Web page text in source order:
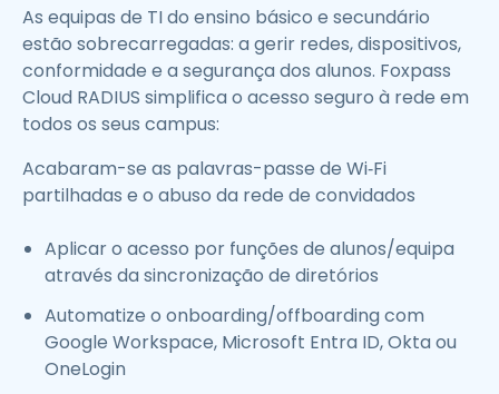
As equipas de TI do ensino básico e secundário
estão sobrecarregadas: a gerir redes, dispositivos,
conformidade e a segurança dos alunos. Foxpass
Cloud RADIUS simplifica o acesso seguro à rede em
todos os seus campus:
Acabaram-se as palavras-passe de Wi‑Fi
partilhadas e o abuso da rede de convidados
Aplicar o acesso por funções de alunos/equipa
através da sincronização de diretórios
Automatize o onboarding/offboarding com
Google Workspace, Microsoft Entra ID, Okta ou
OneLogin